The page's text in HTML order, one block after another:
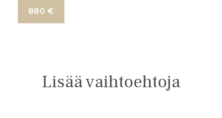
880 €
Lisää vaihtoehtoja